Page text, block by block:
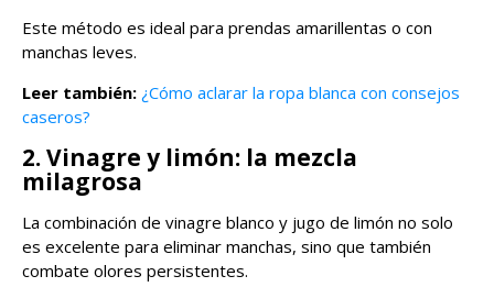
Este método es ideal para prendas amarillentas o con
manchas leves.
Leer también: ¿Cómo aclarar la ropa blanca con consejos
caseros?
2. Vinagre y limón: la mezcla
milagrosa
La combinación de vinagre blanco y jugo de limón no solo
es excelente para eliminar manchas, sino que también
combate olores persistentes.